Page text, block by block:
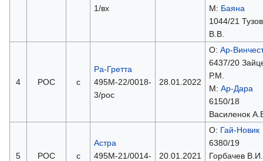
1/вх
М: Баяна
1044/21 Тузов
В.В.
4 РОС с
Ра-Гретта
495М-22/0018-
3/рос
28.01.2022
О: Ар-
6437/20
Р.М.
М: Ар-Дара
6150/18
Василенок
5 РОС с
Астра
495М-21/0014-
20.01.2021
О: Гай-Новик
6380/19
Горбачев В.И.